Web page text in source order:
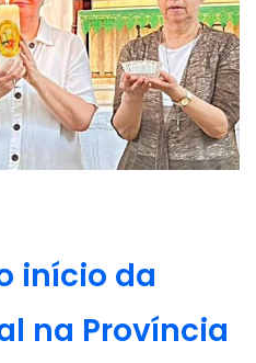
início da
na Província